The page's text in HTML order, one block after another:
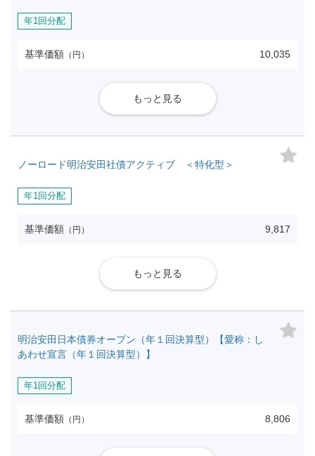
年1回分配
基準価額 （円） 10,035
もっと見る
ノーロード明治安田社債アクティブ ＜特化型＞
年1回分配
基準価額 （円） 9,817
もっと見る
明治安田日本債券オープン（年１回決算型）【愛称：し
あわせ宣言（年１回決算型）】
年1回分配
基準価額 （円） 8,806